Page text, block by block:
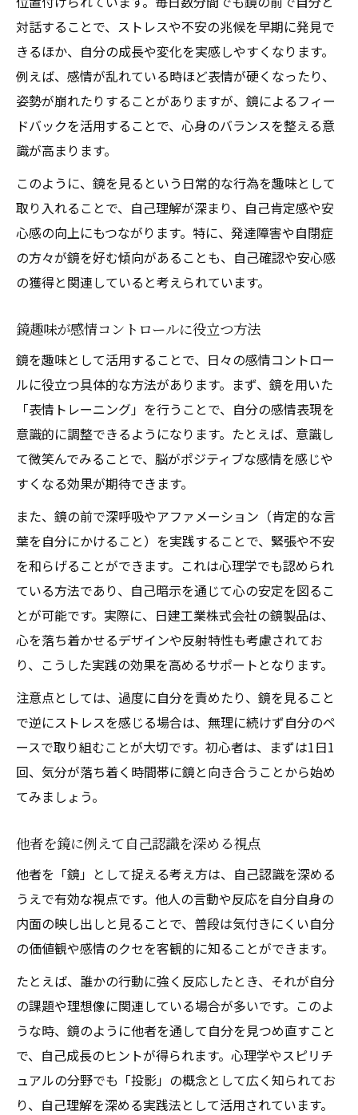
対話することで、ストレスや不安の兆候を早期に発見で
きるほか、自分の成長や変化を実感しやすくなります。
例えば、感情が乱れている時ほど表情が硬くなったり、
姿勢が崩れたりすることがありますが、鏡によるフィー
ドバックを活用することで、心身のバランスを整える意
識が高まります。
このように、鏡を見るという日常的な行為を趣味として
取り入れることで、自己理解が深まり、自己肯定感や安
心感の向上にもつながります。特に、発達障害や自閉症
の方々が鏡を好む傾向があることも、自己確認や安心感
の獲得と関連していると考えられています。
鏡趣味が感情コントロールに役立つ方法
鏡を趣味として活用することで、日々の感情コントロー
ルに役立つ具体的な方法があります。まず、鏡を用いた
「表情トレーニング」を行うことで、自分の感情表現を
意識的に調整できるようになります。たとえば、意識し
て微笑んでみることで、脳がポジティブな感情を感じや
すくなる効果が期待できます。
また、鏡の前で深呼吸やアファメーション（肯定的な言
葉を自分にかけること）を実践することで、緊張や不安
を和らげることができます。これは心理学でも認められ
ている方法であり、自己暗示を通じて心の安定を図るこ
とが可能です。実際に、日建工業株式会社の鏡製品は、
心を落ち着かせるデザインや反射特性も考慮されてお
り、こうした実践の効果を高めるサポートとなります。
注意点としては、過度に自分を責めたり、鏡を見ること
で逆にストレスを感じる場合は、無理に続けず自分のペ
ースで取り組むことが大切です。初心者は、まずは1日1
回、気分が落ち着く時間帯に鏡と向き合うことから始め
てみましょう。
他者を鏡に例えて自己認識を深める視点
他者を「鏡」として捉える考え方は、自己認識を深める
うえで有効な視点です。他人の言動や反応を自分自身の
内面の映し出しと見ることで、普段は気付きにくい自分
の価値観や感情のクセを客観的に知ることができます。
たとえば、誰かの行動に強く反応したとき、それが自分
の課題や理想像に関連している場合が多いです。このよ
うな時、鏡のように他者を通して自分を見つめ直すこと
で、自己成長のヒントが得られます。心理学やスピリチ
ュアルの分野でも「投影」の概念として広く知られてお
り、自己理解を深める実践法として活用されています。